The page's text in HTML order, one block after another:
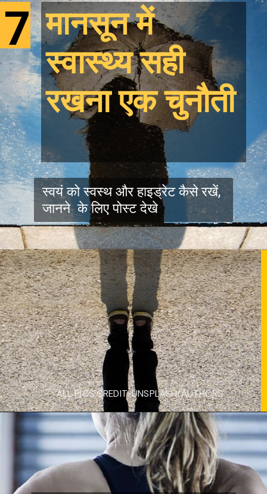
स्वयं को स्वस्थ और हाइड्रेट कैसे रखें,
जानने के लिए पोस्ट देखे
7 मानसून में
स्वास्थ्य सही
रखना एक चुनौती
ALL PICS CREDIT: UNSPLASH/AUTHORS
Opening https://zindagiplus.com/follow-these-tips-in-monsoon-while-travelling/